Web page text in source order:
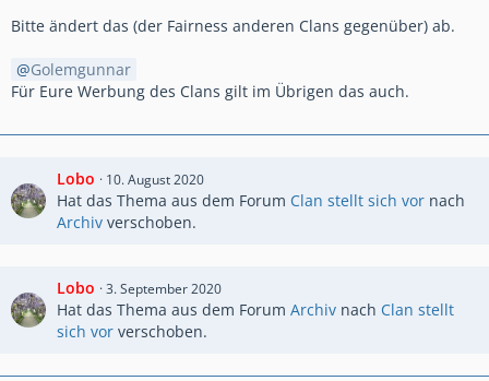
Bitte ändert das (der Fairness anderen Clans gegenüber) ab.
Golemgunnar
Für Eure Werbung des Clans gilt im Übrigen das auch.
Lobo 10. August 2020
Hat das Thema aus dem Forum Clan stellt sich vor nach
Archiv verschoben.
Lobo 3. September 2020
Hat das Thema aus dem Forum Archiv nach Clan stellt
sich vor verschoben.